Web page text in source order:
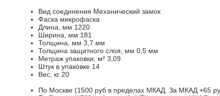
Вид соединения Механический замок
Фаска микрофаска
Длина, мм 1220
Ширина, мм 181
Толщина, мм 3,7 мм
Толщина защитного слоя, мм 0,5 мм
Метраж упаковки, м² 3,09
Штук в упаковке 14
Вес, кг 20
По Москве (1500 руб в пределах МКАД. За МКАД +65